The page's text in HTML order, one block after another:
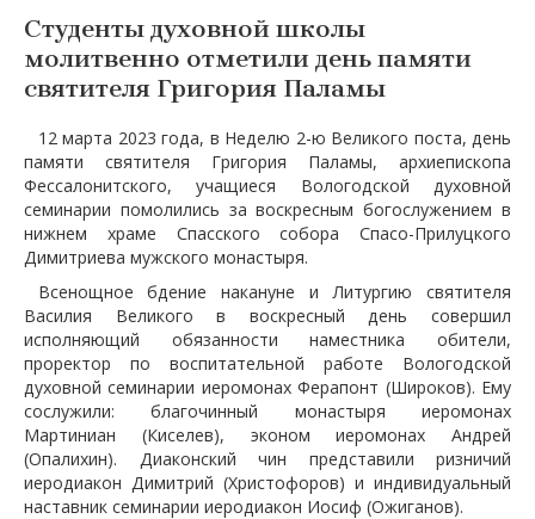
Студенты духовной школы
молитвенно отметили день памяти
святителя Григория Паламы
12 марта 2023 года, в Неделю 2-ю Великого поста, день
памяти святителя Григория Паламы, архиепископа
Фессалонитского, учащиеся Вологодской духовной
семинарии помолились за воскресным богослужением в
нижнем храме Спасского собора Спасо-Прилуцкого
Димитриева мужского монастыря.
Всенощное бдение накануне и Литургию святителя
Василия Великого в воскресный день совершил
исполняющий обязанности наместника обители,
проректор по воспитательной работе Вологодской
духовной семинарии иеромонах Ферапонт (Широков). Ему
сослужили: благочинный монастыря иеромонах
Мартиниан (Киселев), эконом иеромонах Андрей
(Опалихин). Диаконский чин представили ризничий
иеродиакон Димитрий (Христофоров) и индивидуальный
наставник семинарии иеродиакон Иосиф (Ожиганов).